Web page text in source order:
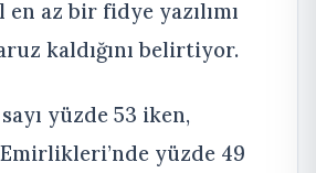
en az bir fidye yazılımı
kaldığını belirtiyor.
yüzde 53 iken,
yüzde 49